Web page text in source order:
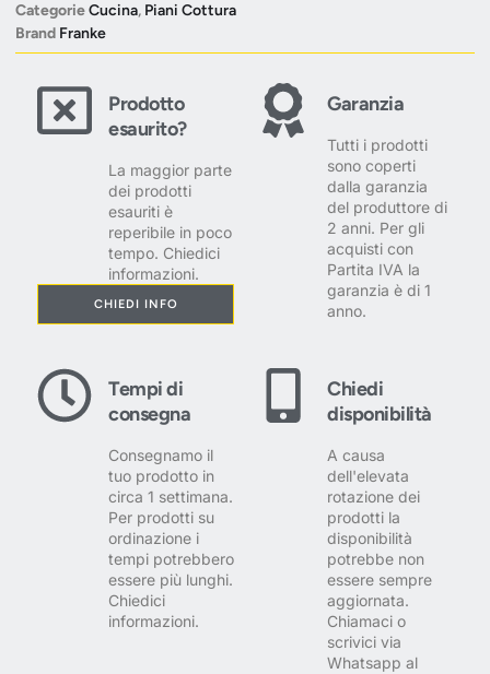
CategorieCucina, Piani Cottura
Brand Franke
Prodotto
esaurito?
La maggior parte
dei prodotti
esauriti è
reperibile in poco
tempo. Chiedici
informazioni.
CHIEDI INFO
Garanzia
Tutti i prodotti
sono coperti
dalla garanzia
del produttore di
2 anni. Per gli
acquisti con
Partita IVA la
garanzia è di 1
anno.
Tempi di
consegna
Consegnamo il
tuo prodotto in
circa 1 settimana.
Per prodotti su
ordinazione i
tempi potrebbero
essere più lunghi.
Chiedici
informazioni.
Chiedi
disponibilità
A causa
dell'elevata
rotazione dei
prodotti la
disponibilità
potrebbe non
essere sempre
aggiornata.
Chiamaci o
scrivici via
Whatsapp al